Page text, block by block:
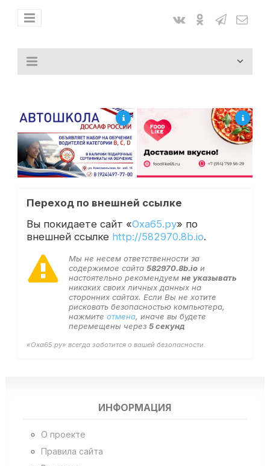
Переход по внешней ссылке
Вы покидаете сайт «Оха65.ру» по
внешней ссылке http://582970.8b.io.
Мы не несем ответственности за
содержимое сайта 582970.8b.ioи
настоятельно рекомендуем не указывать
никаких своих личных данных на
сторонних сайтах. Если Вы не хотите
рисковать безопасностью компьютера,
нажмите отмена, иначе вы будете
перемещены через 4секунд
«Оха65.ру» всегда заботится о вашей безопасности.
ИНФОРМАЦИЯ
О проекте
Правила сайта